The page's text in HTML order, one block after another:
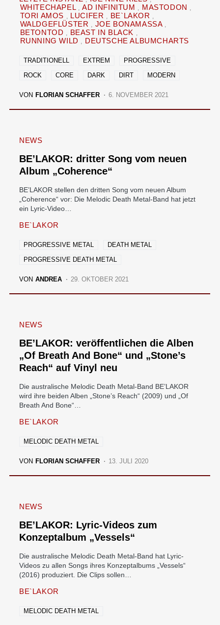
WHITECHAPEL
AD INFINITUM
MASTODON
TORI AMOS
LUCIFER
BE`LAKOR
WALDGEFLÜSTER
JOE BONAMASSA
BETONTOD
BEAST IN BLACK
RUNNING WILD
DEUTSCHE ALBUMCHARTS
TRADITIONELL EXTREM
PROGRESSIVE
ROCK
CORE DARK DIRT MODERN
VON FLORIAN SCHAFFER 6. NOVEMBER 2021
NEWS
BE’LAKOR: dritter Song vom neuen
Album „Coherence“
BE’LAKOR stellen den dritten Song vom neuen Album
„Coherence“ vor: Die Melodic Death Metal-Band hat jetzt
ein Lyric-Video…
BE`LAKOR
PROGRESSIVE METAL
DEATH METAL
PROGRESSIVE DEATH METAL
VON ANDREA 29. OKTOBER 2021
NEWS
BE’LAKOR: veröffentlichen die Alben
„Of Breath And Bone“ und „Stone’s
Reach“ auf Vinyl neu
Die australische Melodic Death Metal-Band BE’LAKOR
wird ihre beiden Alben „Stone’s Reach“ (2009) und „Of
Breath And Bone“…
BE`LAKOR
MELODIC DEATH METAL
VON FLORIAN SCHAFFER 13. JULI 2020
NEWS
BE’LAKOR: Lyric-Videos zum
Konzeptalbum „Vessels“
Die australische Melodic Death Metal-Band hat Lyric-
Videos zu allen Songs ihres Konzeptalbums „Vessels“
(2016) produziert. Die Clips sollen…
BE`LAKOR
MELODIC DEATH METAL